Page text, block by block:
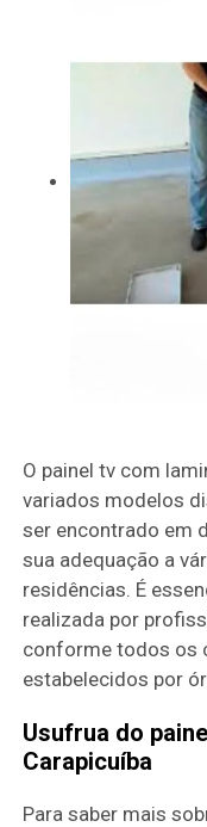
O painel tv com
variados modelos
ser encontrado em
sua adequação a
residências. É
realizada por
conforme todos os
estabelecidos por
Usufrua do
Carapicuíba
Para saber mais